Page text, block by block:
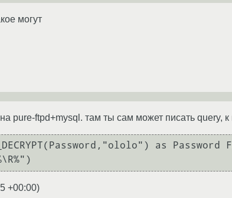
могут
pure-ftpd+mysql. там ты сам может писать query, к
as Password
+00:00)